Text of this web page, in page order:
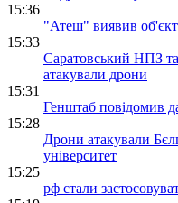
15:36
"Атеш" виявив
15:33
Саратовський НПЗ
атакували дрони
15:31
Генштаб повідомив
15:28
Дрони атакували
університет
15:25
рф стали